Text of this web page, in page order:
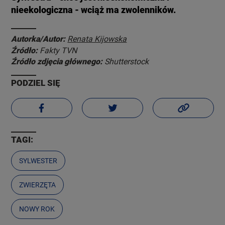
nieekologiczna - wciąż ma zwolenników.
Autorka/Autor: Renata Kijowska
Źródło: Fakty TVN
Źródło zdjęcia głównego: Shutterstock
PODZIEL SIĘ
TAGI:
SYLWESTER
ZWIERZĘTA
NOWY ROK